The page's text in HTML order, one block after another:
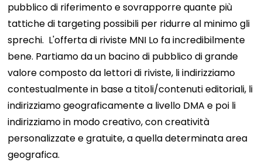
pubblico di riferimento e sovrapporre quante più
tattiche di targeting possibili per ridurre al minimo gli
sprechi. L'offerta di riviste MNI Lo fa incredibilmente
bene. Partiamo da un bacino di pubblico di grande
valore composto da lettori di riviste, li indirizziamo
contestualmente in base a titoli/contenuti editoriali, li
indirizziamo geograficamente a livello DMA e poi li
indirizziamo in modo creativo, con creatività
personalizzate e gratuite, a quella determinata area
geografica.